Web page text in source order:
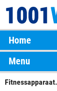
Home
Menu